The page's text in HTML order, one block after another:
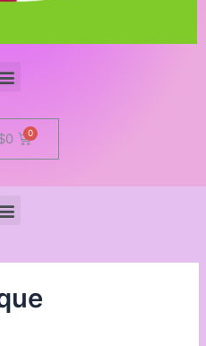
Menu
0 Cart
Menu